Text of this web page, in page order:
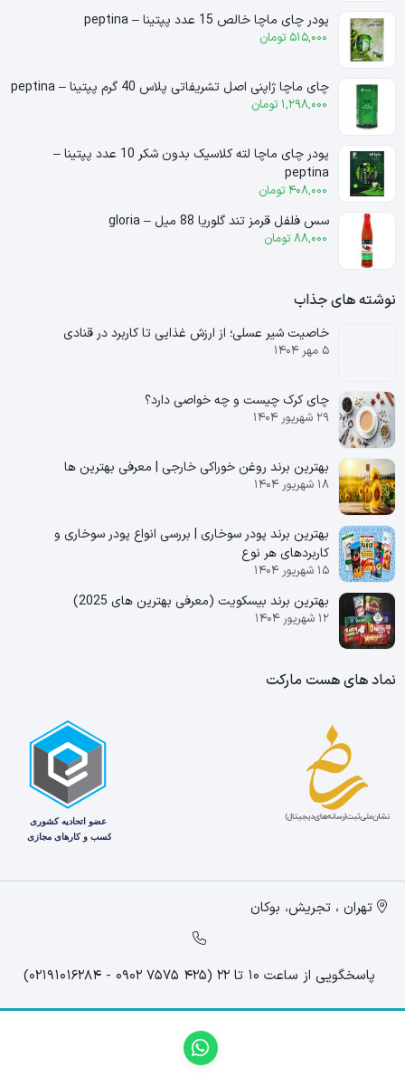
پودر چای ماچا خالص 15 عدد پپتینا – peptina
515,000 تومان
چای ماچا ژاپنی اصل تشریفاتی پلاس 40 گرم پپتینا – peptina
1,298,000 تومان
پودر چای ماچا لته کلاسیک بدون شکر 10 عدد پپتینا –
peptina
408,000 تومان
سس فلفل قرمز تند گلوریا 88 میل – gloria
88,000 تومان
نوشته های جذاب
خاصیت شیر عسلی؛ از ارزش غذایی تا کاربرد در قنادی
۵ مهر ۱۴۰۴
چای کرک چیست و چه خواصی دارد؟
۲۹ شهریور ۱۴۰۴
بهترین برند روغن خوراکی خارجی | معرفی بهترین ها
۱۸ شهریور ۱۴۰۴
بهترین برند پودر سوخاری | بررسی انواع پودر سوخاری و
کاربردهای هر نوع
۱۵ شهریور ۱۴۰۴
بهترین برند بیسکویت (معرفی بهترین‌ های 2025)
۱۲ شهریور ۱۴۰۴
نماد های هست مارکت
تهران ، تجریش، بوکان
پاسخگویی از ساعت 10 تا 22 (425 7575 0902 - 02191016284)